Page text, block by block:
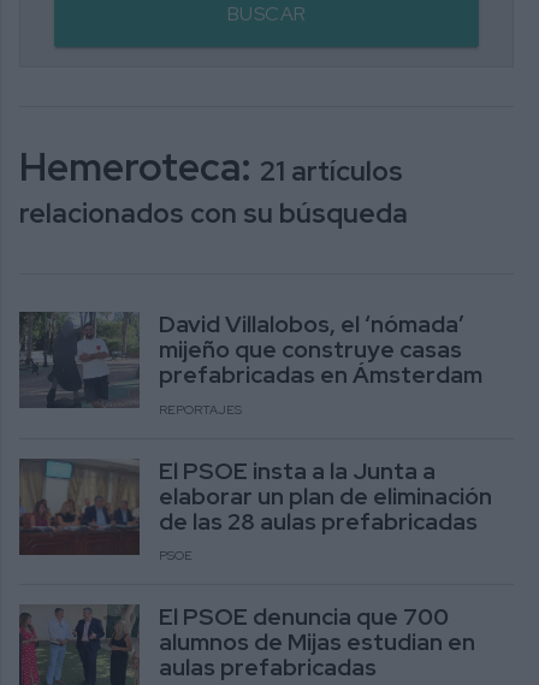
BUSCAR
Hemeroteca: 21 artículos
relacionados con su búsqueda
David Villalobos, el ‘nómada’
mijeño que construye casas
prefabricadas en Ámsterdam
REPORTAJES
El PSOE insta a la Junta a
elaborar un plan de eliminación
de las 28 aulas prefabricadas
PSOE
El PSOE denuncia que 700
alumnos de Mijas estudian en
aulas prefabricadas